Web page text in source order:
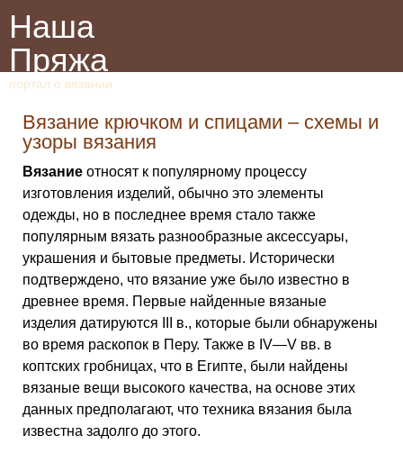
Наша
Пряжа
портал о вязании
Вязание крючком и спицами – схемы и
узоры вязания
Вязание относят к популярному процессу
изготовления изделий, обычно это элементы
одежды, но в последнее время стало также
популярным вязать разнообразные аксессуары,
украшения и бытовые предметы. Исторически
подтверждено, что вязание уже было известно в
древнее время. Первые найденные вязаные
изделия датируются III в., которые были обнаружены
во время раскопок в Перу. Также в IV—V вв. в
коптских гробницах, что в Египте, были найдены
вязаные вещи высокого качества, на основе этих
данных предполагают, что техника вязания была
известна задолго до этого.